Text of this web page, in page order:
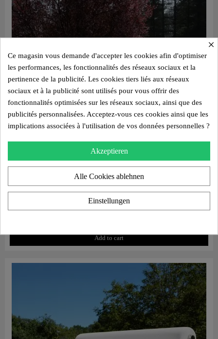
Aperçu rapide
Add to cart
×
Ce magasin vous demande d'accepter les cookies afin d'optimiser
les performances, les fonctionnalités des réseaux sociaux et la
pertinence de la publicité. Les cookies tiers liés aux réseaux
sociaux et à la publicité sont utilisés pour vous offrir des
fonctionnalités optimisées sur les réseaux sociaux, ainsi que des
publicités personnalisées. Acceptez-vous ces cookies ainsi que les
implications associées à l'utilisation de vos données personnelles ?
Akzeptieren
Alle Cookies ablehnen
Einstellungen